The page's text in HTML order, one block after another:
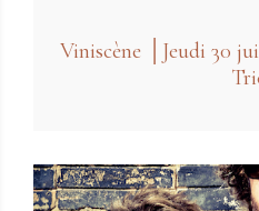
Viniscène │Jeudi 30